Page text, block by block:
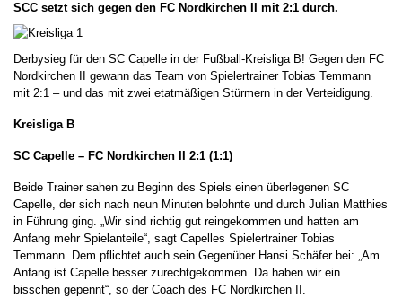
SCC setzt sich gegen den FC Nordkirchen II mit 2:1 durch.
Derbysieg für den SC Capelle in der Fußball-Kreisliga B! Gegen den FC
Nordkirchen II gewann das Team von Spielertrainer Tobias Temmann
mit 2:1 – und das mit zwei etatmäßigen Stürmern in der Verteidigung.
Kreisliga B
SC Capelle – FC Nordkirchen II 2:1 (1:1)
Beide Trainer sahen zu Beginn des Spiels einen überlegenen SC
Capelle, der sich nach neun Minuten belohnte und durch Julian Matthies
in Führung ging. „Wir sind richtig gut reingekommen und hatten am
Anfang mehr Spielanteile“, sagt Capelles Spielertrainer Tobias
Temmann. Dem pflichtet auch sein Gegenüber Hansi Schäfer bei: „Am
Anfang ist Capelle besser zurechtgekommen. Da haben wir ein
bisschen gepennt“, so der Coach des FC Nordkirchen II.